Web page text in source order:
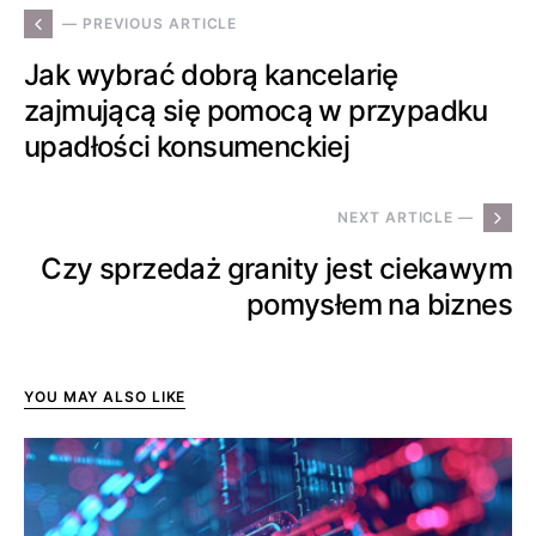
— PREVIOUS ARTICLE
Jak wybrać dobrą kancelarię
zajmującą się pomocą w przypadku
upadłości konsumenckiej
NEXT ARTICLE —
Czy sprzedaż granity jest ciekawym
pomysłem na biznes
YOU MAY ALSO LIKE